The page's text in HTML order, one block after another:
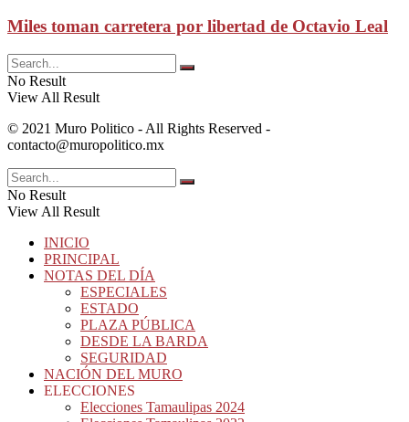
Miles toman carretera por libertad de Octavio Leal
No Result
View All Result
© 2021 Muro Politico - All Rights Reserved -
contacto@muropolitico.mx
No Result
View All Result
INICIO
PRINCIPAL
NOTAS DEL DÍA
ESPECIALES
ESTADO
PLAZA PÚBLICA
DESDE LA BARDA
SEGURIDAD
NACIÓN DEL MURO
ELECCIONES
Elecciones Tamaulipas 2024